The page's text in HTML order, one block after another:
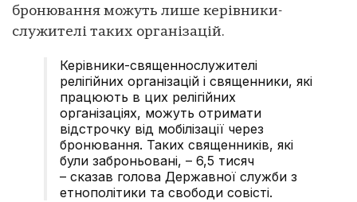
бронювання можуть лише керівники-
служителі таких організацій.
Керівники-священнослужителі
релігійних організацій і священники, які
працюють в цих релігійних
організаціях, можуть отримати
відстрочку від мобілізації через
бронювання. Таких священників, які
були заброньовані, – 6,5 тисяч
– сказав голова Державної служби з
етнополітики та свободи совісті.